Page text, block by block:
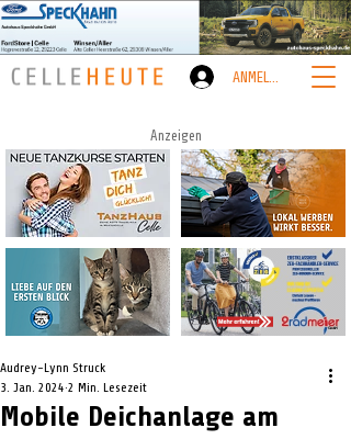
ANMELDEN
Anzeigen
Mobile Deichanlage am
Audrey-Lynn Struck
3. Jan. 2024 2 Min. Lesezeit